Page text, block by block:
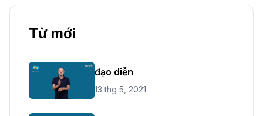
Từ mới
đạo diễn
13 thg 5, 2021